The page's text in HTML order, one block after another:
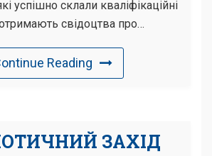
успішно склали кваліфікаційні
отримають свідоцтва про…
Reading
ЗАХІД